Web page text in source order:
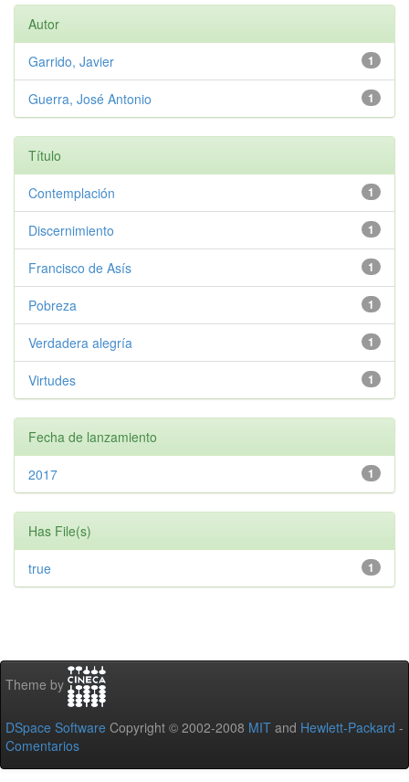
Autor
1
Garrido, Javier
1
Guerra, José Antonio
Título
1
Contemplación
1
Discernimiento
1
Francisco de Asís
1
Pobreza
1
Verdadera alegría
1
Virtudes
Fecha de lanzamiento
1
2017
Has File(s)
1
true
Theme by
DSpace Software Copyright © 2002-2008 MIT and Hewlett-Packard -
Comentarios